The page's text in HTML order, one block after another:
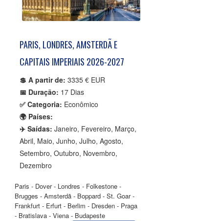
PARIS, LONDRES, AMSTERDÃ E
CAPITAIS IMPERIAIS 2026-2027
💲 A partir de: 3335 € EUR
📅 Duração: 17 Dias
✅ Categoria: Econômico
🌍 Países:
✈️ Saídas: Janeiro, Fevereiro, Março,
Abril, Maio, Junho, Julho, Agosto,
Setembro, Outubro, Novembro,
Dezembro
Paris - Dover - Londres - Folkestone -
Brugges - Amsterdã - Boppard - St. Goar -
Frankfurt - Erfurt - Berlim - Dresden - Praga
- Bratislava - Viena - Budapeste